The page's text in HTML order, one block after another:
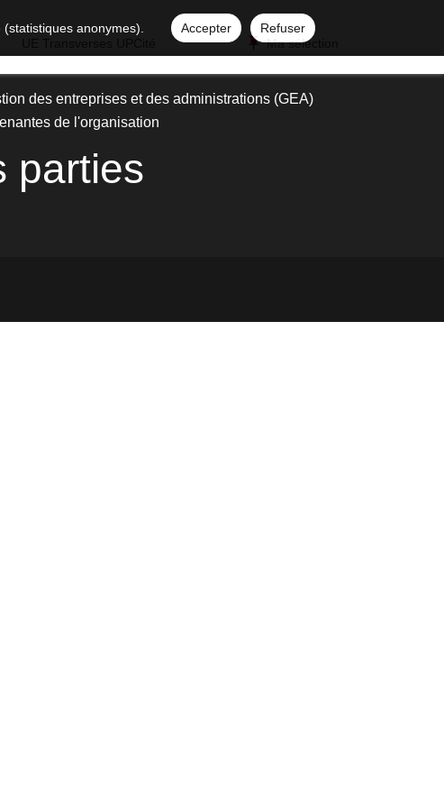
anonymes). Accepter
Refuser
Ma sélection
des entreprises et des administrations (GEA)
de l'organisation
parties